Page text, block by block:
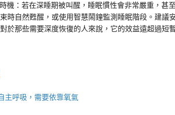
機：若在深睡期被叫醒，睡眠慣性會非常嚴重，甚
時自然甦醒，或使用智慧鬧鐘監測睡眠階段。建議
於那些需要深度恢復的人來說，它的效益遠超過短
主呼吸，需要依靠氧氣